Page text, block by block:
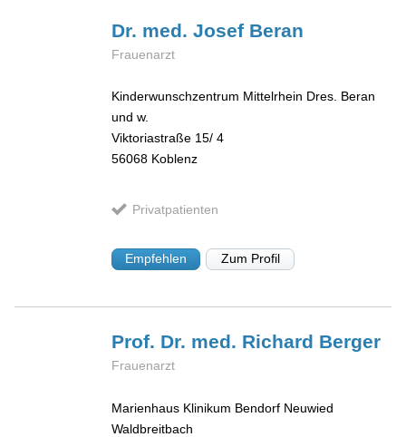
Dr. med. Josef Beran
Frauenarzt
Kinderwunschzentrum Mittelrhein Dres. Beran
und w.
Viktoriastraße 15/ 4
56068 Koblenz
Privatpatienten
Empfehlen Zum Profil
Prof. Dr. med. Richard Berger
Frauenarzt
Marienhaus Klinikum Bendorf Neuwied
Waldbreitbach